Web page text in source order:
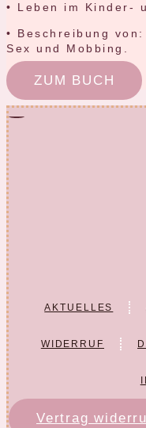
• Leben im Kinder-
• Beschreibung
Sex und Mobbing.
ZUM BUCH
AKTUELLES
WIDERRUF
Vertrag